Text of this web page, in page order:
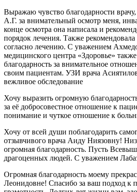
Выражаю чувство благодарности
А.Г. за внимательный осмотр меня,
конце осмотра она написала и
порядок лечения. Также рекомендовала
согласно лечению. С уважением
медицинского центра «Здоровье»
благодарность за внимательное
своим пациентам. УЗИ врача
вежливое обследование
Хочу выразить огромную
за её добросовестное отношение к
понимание и чуткое отношение к
Хочу от всей души поблагодарить
отзывчивого врача Аиду Ниязовну!
огромная благодарность. Пусть
драгоценных людей. С уважением
Огромная благодарность моему
Леонидовне! Спасибо за ваш подход к